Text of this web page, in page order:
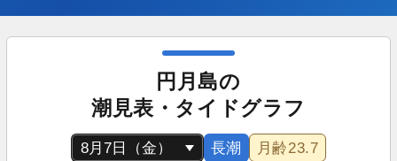
円月島の
潮見表・タイドグラフ
長潮 月齢23.7